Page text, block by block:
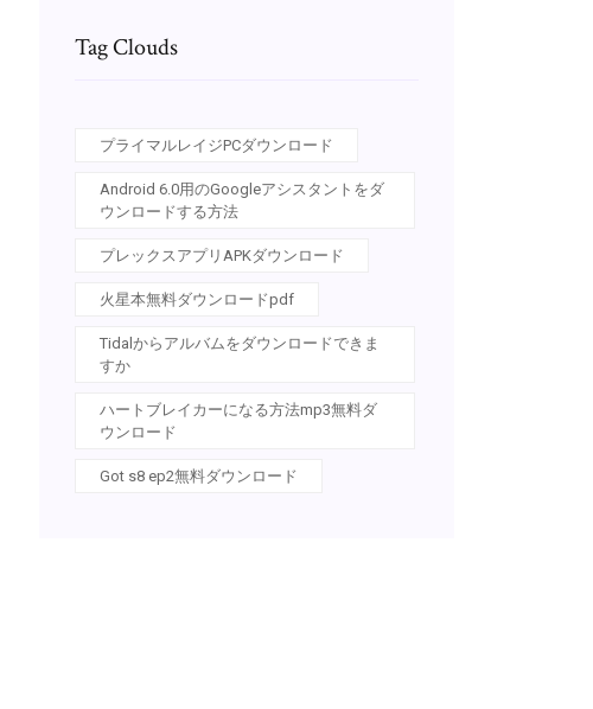
Tag Clouds
プライマルレイジPCダウンロード
Android 6.0用のGoogleアシスタントをダ
ウンロードする方法
プレックスアプリAPKダウンロード
火星本無料ダウンロードpdf
Tidalからアルバムをダウンロードできま
すか
ハートブレイカーになる方法mp3無料ダ
ウンロード
Got s8 ep2無料ダウンロード